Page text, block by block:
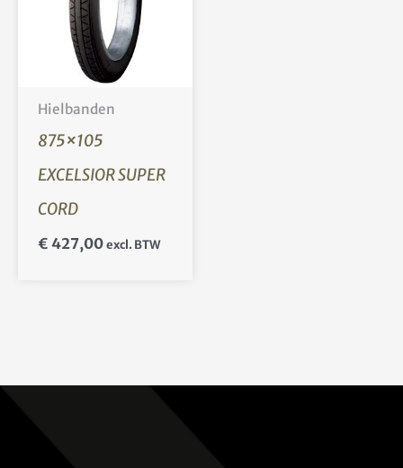
Hielbanden
875×105
EXCELSIOR SUPER
CORD
€ 427,00 excl. BTW